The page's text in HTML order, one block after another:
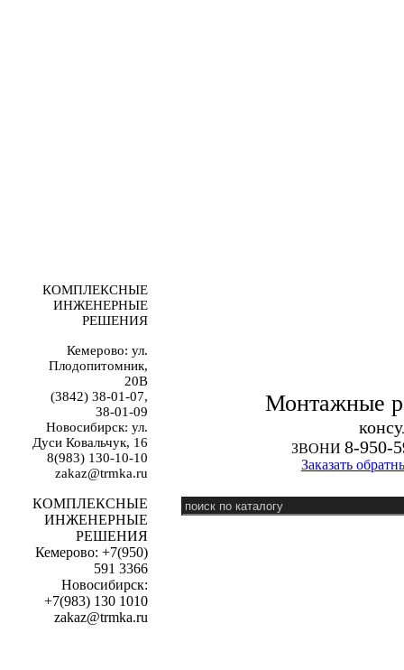
КОМПЛЕКСНЫЕ
ИНЖЕНЕРНЫЕ
РЕШЕНИЯ
Кемерово: ул.
Плодопитомник,
20В
(3842) 38-01-07,
38-01-09
Новосибирск: ул.
Дуси Ковальчук, 16
8(983) 130-10-10
zakaz@trmka.ru
КОМПЛЕКСНЫЕ
ИНЖЕНЕРНЫЕ
РЕШЕНИЯ
Кемерово: +7(950)
591 3366
Новосибирск:
+7(983) 130 1010
zakaz@trmka.ru
Монтажные
к
ЗВОНИ 8-950-
Заказать